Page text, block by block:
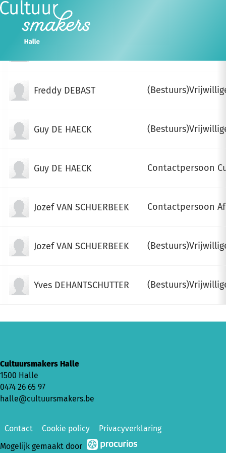
NAAM
Freddy DEBAST
Guy DE HAECK
Guy DE HAECK Contactpersoon
Jozef VAN SCHUERBEEK Contactpersoon
Jozef VAN SCHUERBEEK
Yves DEHANTSCHUTTER
Cultuursmakers Halle
1500 Halle
0474 26 65 97
halle@cultuursmakers.be
Contact Cookie policy
Privacyverklaring
Mogelijk gemaakt door